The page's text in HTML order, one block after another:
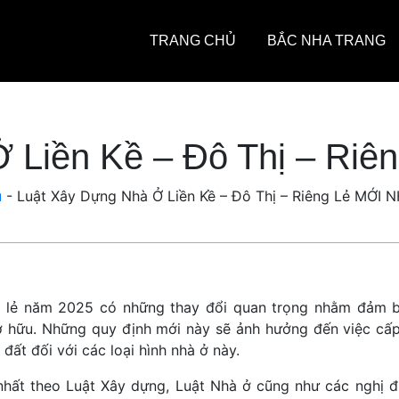
TRANG CHỦ BẮC NHA TRANG
Liền Kề – Đô Thị –
- Luật Xây Dựng Nhà Ở Liền Kề – Đô Thị – Riêng Lẻ MỚI
năm 2025 có những thay đổi quan trọng nhằm đảm
Những quy định mới này sẽ ảnh hưởng đến việc
đối với các loại hình nhà ở này.
theo Luật Xây dựng, Luật Nhà ở cũng như các nghị